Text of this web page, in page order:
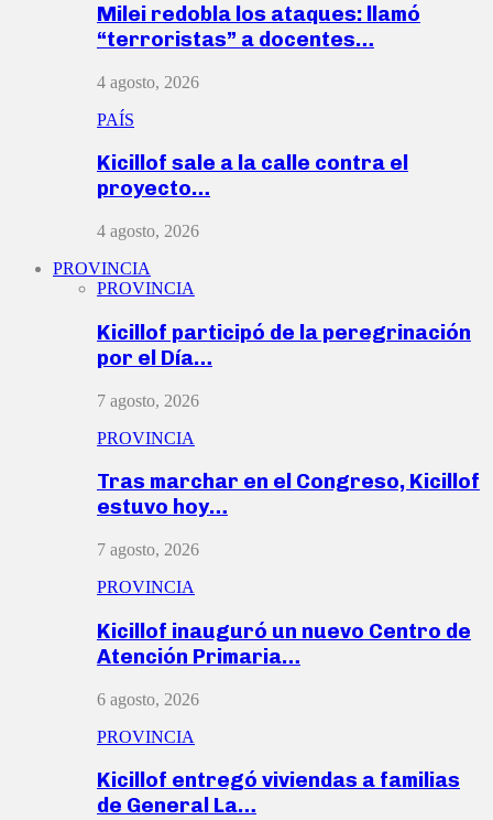
Milei redobla los ataques: llamó
“terroristas” a docentes…
4 agosto, 2026
PAÍS
Kicillof sale a la calle contra el
proyecto…
4 agosto, 2026
PROVINCIA
PROVINCIA
Kicillof participó de la peregrinación
por el Día…
7 agosto, 2026
PROVINCIA
Tras marchar en el Congreso, Kicillof
estuvo hoy…
7 agosto, 2026
PROVINCIA
Kicillof inauguró un nuevo Centro de
Atención Primaria…
6 agosto, 2026
PROVINCIA
Kicillof entregó viviendas a familias
de General La…